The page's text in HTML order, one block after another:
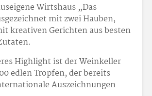
Wirtshaus „Das
mit zwei Hauben,
kreativen Gerichten aus besten
Highlight ist der Weinkeller
edlen Tropfen, der bereits
Auszeichnungen